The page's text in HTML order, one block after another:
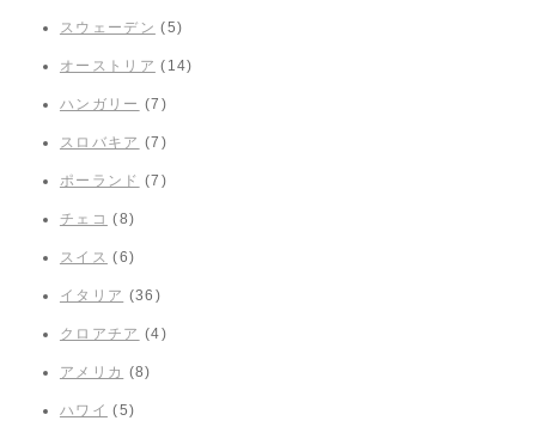
スウェーデン (5)
オーストリア (14)
ハンガリー (7)
スロバキア (7)
ポーランド (7)
チェコ (8)
スイス (6)
イタリア (36)
クロアチア (4)
アメリカ (8)
ハワイ (5)